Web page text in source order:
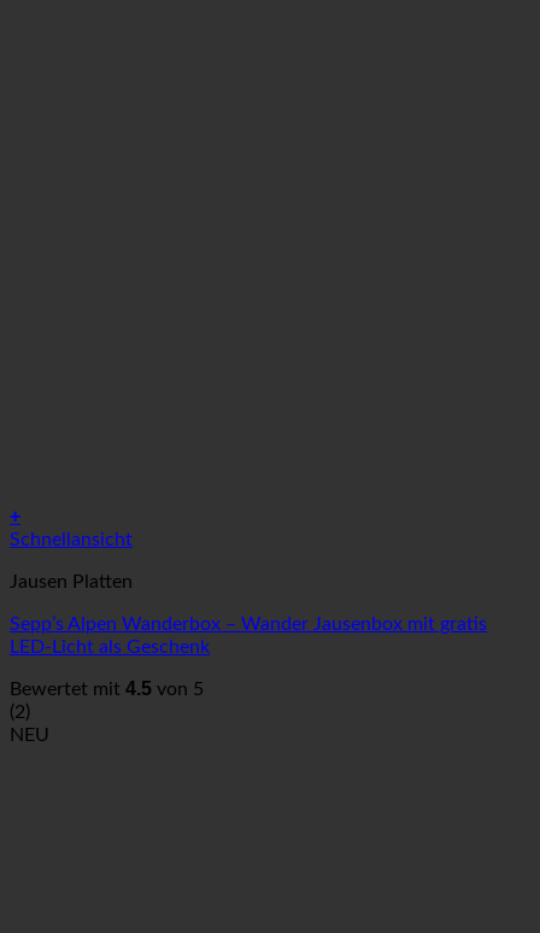
+
Schnellansicht
Jausen Platten
Sepp’s Alpen Wanderbox – Wander Jausenbox mit gratis
LED-Licht als Geschenk
Bewertet mit 4.5 von 5
(2)
NEU